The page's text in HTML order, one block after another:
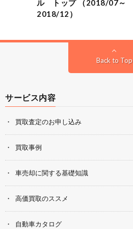
ル トップ （2018/07～
2018/12）
Back to Top
サービス内容
買取査定のお申し込み
買取事例
車売却に関する基礎知識
高価買取のススメ
自動車カタログ